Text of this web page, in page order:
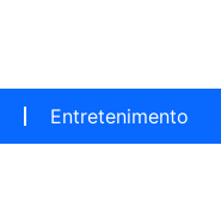
Entretenimento